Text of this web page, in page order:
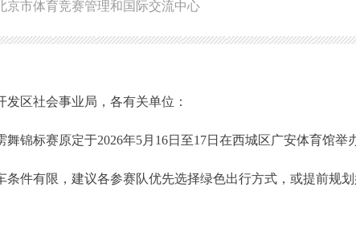
京市体育竞赛管理和国际交流中心
区社会事业局，各有关单位：
标赛原定于2026年5月16日至17日在西城区广安体育馆举
有限，建议各参赛队优先选择绿色出行方式，或提前规划